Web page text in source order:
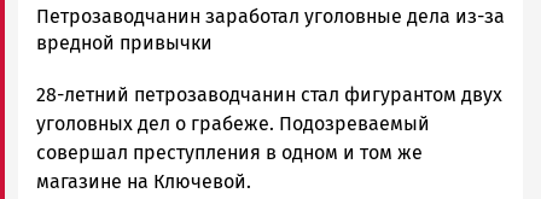
Ольга
Гаврилова
Петрозаводска
и
Карелии
|
Петрозаводчанин заработал уголовные дела из-за
вредной привычки
28-летний петрозаводчанин стал фигурантом двух
уголовных дел о грабеже. Подозреваемый
совершал преступления в одном и том же
магазине на Ключевой.